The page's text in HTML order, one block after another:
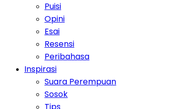
Puisi
Opini
Esai
Resensi
Peribahasa
Inspirasi
Suara Perempuan
Sosok